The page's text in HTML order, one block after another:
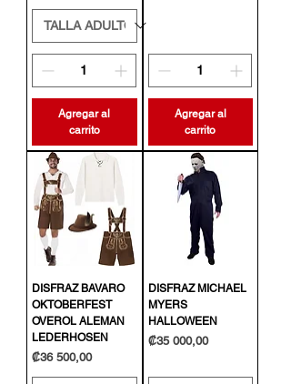
Agregar al
carrito
Agregar al
carrito
DISFRAZ BAVARO
OKTOBERFEST
OVEROL ALEMAN
LEDERHOSEN
Precio
₡36 500,00
DISFRAZ MICHAEL
MYERS
HALLOWEEN
Precio
₡35 000,00